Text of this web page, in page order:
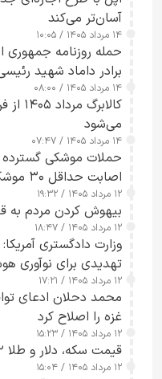
آسان‌تر می‌کند
۱۴ مرداد ۱۴۰۵ / ۱۰:۰۵
حمله روزنامه جمهوری
برادر داماد شهید
۱۴ مرداد ۱۴۰۵ / ۰۸:۰۰
می‌شود
۱۴ مرداد ۱۴۰۵ / ۰۷:۴۷
حملات موشکی گسترده
اصابت حداقل ۳۰ موشک بالستیک+ ویدیو
۱۲ مرداد ۱۴۰۵ / ۱۹:۳۲
بیهوش کردن مردم به
۱۲ مرداد ۱۴۰۵ / ۱۸:۴۷
تهدیدی برای
۱۲ مرداد ۱۴۰۵ / ۱۷:۲۱
محمد دحلان ادعای
غزه را اصلاح کرد
۱۲ مرداد ۱۴۰۵ / ۱۵:۲۳
قیمت سکه، دلار و طلا ۱۲ مرداد+ جدول
۱۲ مرداد ۱۴۰۵ / ۱۵:۰۴